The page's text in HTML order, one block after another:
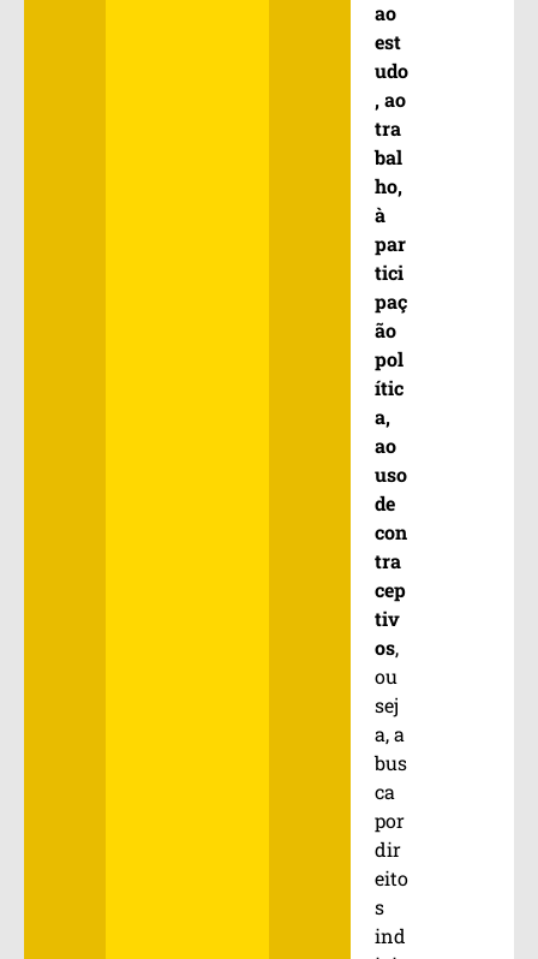
ao
est
udo
, ao
tra
bal
ho,
à
par
tici
paç
ão
pol
ític
a,
ao
uso
de
con
tra
cep
tiv
os,
ou
sej
a, a
bus
ca
por
dir
eito
s
ind